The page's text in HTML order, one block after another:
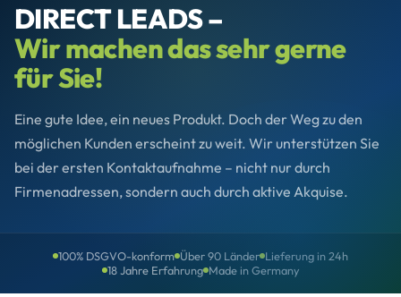
DIRECT LEADS –
Wir machen das sehr gerne
für Sie!
Eine gute Idee, ein neues Produkt. Doch der Weg zu den
möglichen Kunden erscheint zu weit. Wir unterstützen Sie
bei der ersten Kontaktaufnahme – nicht nur durch
Firmenadressen, sondern auch durch aktive Akquise.
100% DSGVO-konform Über 90 Länder Lieferung in 24h
18 Jahre Erfahrung Made in Germany